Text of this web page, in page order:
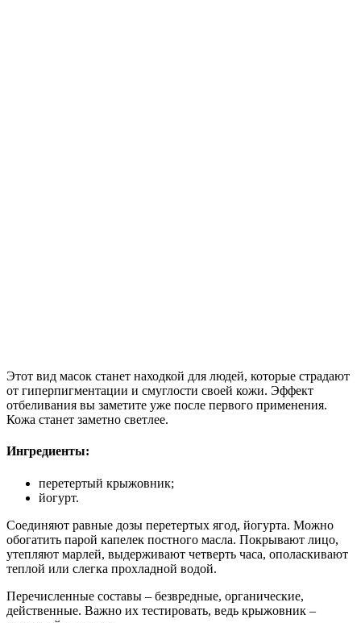
Этот вид масок станет находкой для людей, которые страдают
от гиперпигментации и смуглости своей кожи. Эффект
отбеливания вы заметите уже после первого применения.
Кожа станет заметно светлее.
Ингредиенты:
перетертый крыжовник;
йогурт.
Соединяют равные дозы перетертых ягод, йогурта. Можно
обогатить парой капелек постного масла. Покрывают лицо,
утепляют марлей, выдерживают четверть часа, ополаскивают
теплой или слегка прохладной водой.
Перечисленные составы – безвредные, органические,
действенные. Важно их тестировать, ведь крыжовник –